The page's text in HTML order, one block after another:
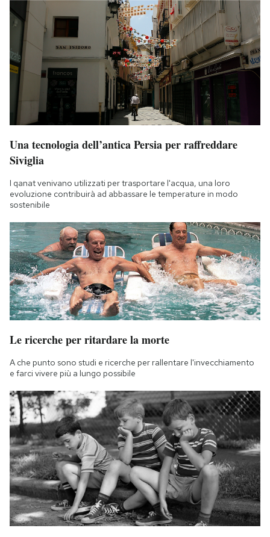
Una tecnologia dell’antica Persia per raffreddare
Siviglia
I qanat venivano utilizzati per trasportare l'acqua, una loro
evoluzione contribuirà ad abbassare le temperature in modo
sostenibile
Le ricerche per ritardare la morte
A che punto sono studi e ricerche per rallentare l'invecchiamento
e farci vivere più a lungo possibile